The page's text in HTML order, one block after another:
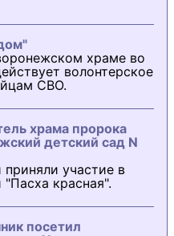
храме во
волонтерское
СВО.
храма пророка
детский сад N
участие в
красная".
посетил